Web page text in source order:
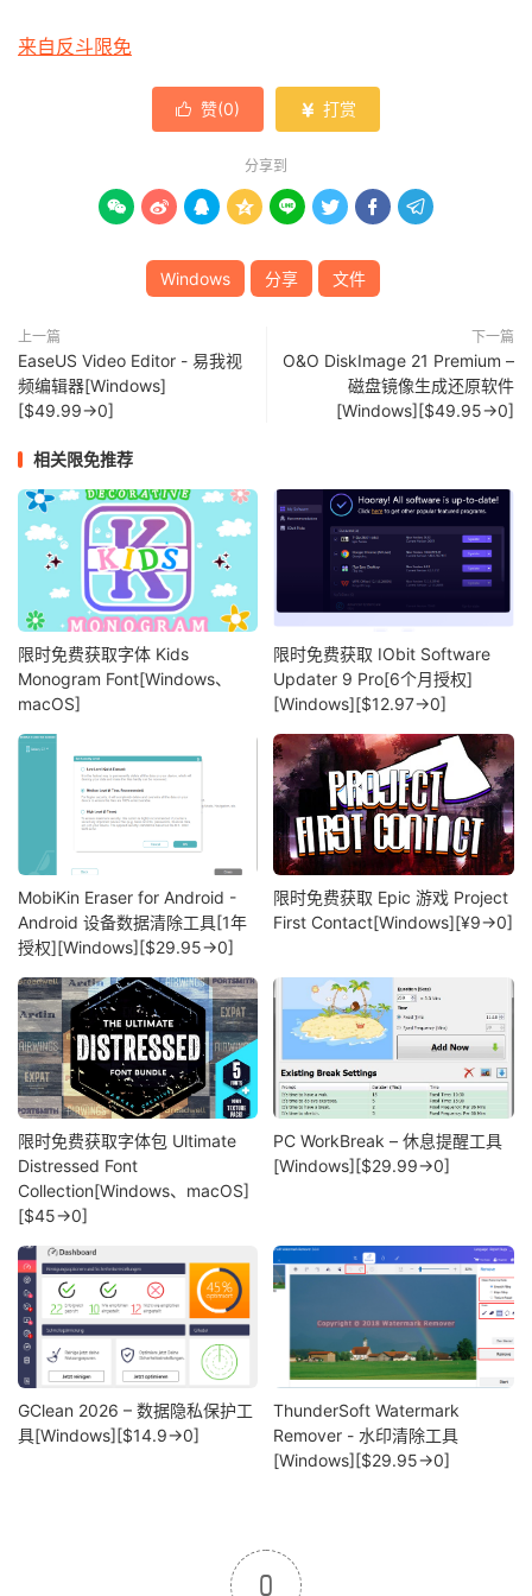
来自反斗限免
 赞(0)  打赏
分享到
       
Windows 分享 文件
上一篇
EaseUS Video Editor - 易我视
频编辑器[Windows]
[$49.99→0]
下一篇
O&O DiskImage 21 Premium –
磁盘镜像生成还原软件
[Windows][$49.95→0]
相关限免推荐
限时免费获取字体 Kids
Monogram Font[Windows、
macOS]
限时免费获取 IObit Software
Updater 9 Pro[6个月授权]
[Windows][$12.97→0]
MobiKin Eraser for Android -
Android 设备数据清除工具[1年
授权][Windows][$29.95→0]
限时免费获取 Epic 游戏 Project
First Contact[Windows][¥9→0]
限时免费获取字体包 Ultimate
Distressed Font
Collection[Windows、macOS]
[$45→0]
PC WorkBreak – 休息提醒工具
[Windows][$29.99→0]
GClean 2026 – 数据隐私保护工
具[Windows][$14.9→0]
ThunderSoft Watermark
Remover - 水印清除工具
[Windows][$29.95→0]
0